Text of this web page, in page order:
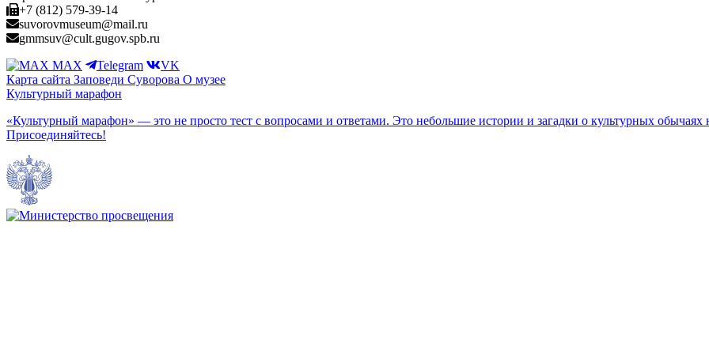
+7 (812) 579-39-14
suvorovmuseum@mail.ru
gmmsuv@cult.gugov.spb.ru
MAX
Telegram
VK
Карта сайта Заповеди Cуворова О музее
Культурный марафон
«Культурный марафон» — это не просто тест с вопросами и ответами. Это небольшие истории и загадки о культурных
Присоединяйтесь!